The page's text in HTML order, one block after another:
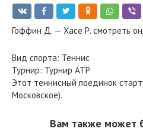
Гоффин Д. — Хасе Р. смотреть
Вид спорта: Теннис
Турнир: Турнир ATP
Этот теннисный поединок
Московское).
Вам также может